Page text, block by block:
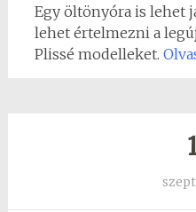
Egy öltönyóra is lehet
lehet értelmezni a
Plissé modelleket.
szept